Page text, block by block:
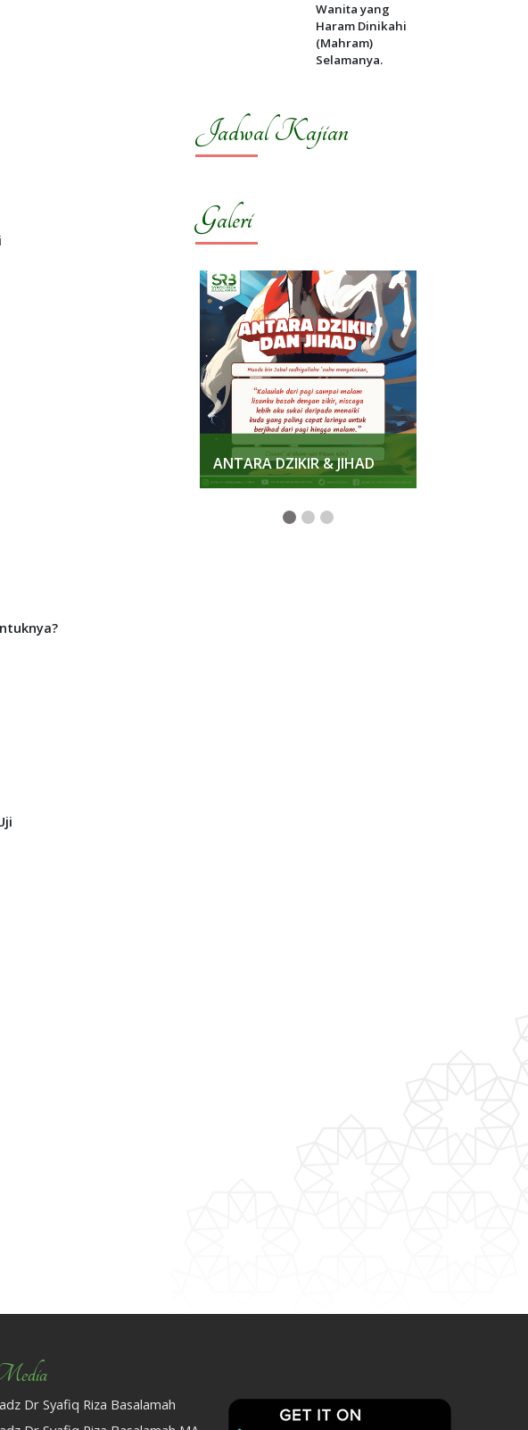
Wanita yang
Haram Dinikahi
(Mahram)
Selamanya.
Jadwal Kajian
Galeri
DAN TUNDUKKAN ANTARA DZIKIR & JIHAD
Dr Syafiq Riza Basalamah